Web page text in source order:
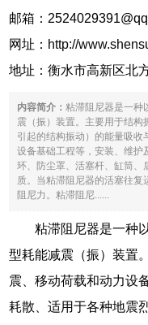
邮箱：
网址： http://
地址：衡水市高新区北
内容简介： 粘滞阻尼器是一种
震（振）装置。主要用于结
引起的结构振动）的能量吸收
设备基础工程等，安装、维护
环、防尘罩、活塞杆、缸筒、
质。当粘滞阻尼器的活塞往
阻尼力。粘滞阻尼......
粘滞阻尼器是一种
型耗能减震（振）装置
震、移动荷载和动力设
耗散、适用于各种地震